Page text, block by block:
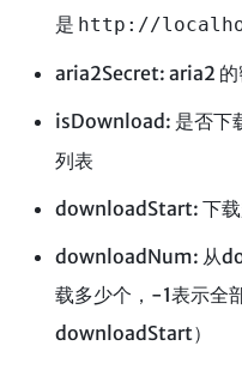
是 http://
aria2Secret: aria2 的
isDownload: 是否下
列表
downloadStart: 下载
downloadNum: 从
载多少个，-1表示全
downloadStart）